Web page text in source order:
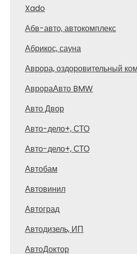
Xado
Абв-авто, автокомплекс
Абрикос, сауна
Аврора, оздоровительный
АврораАвто BMW
Авто Двор
Авто-дело+, СТО
Авто-дело+, СТО
Автобам
Автовинил
Автоград
Автодизель, ИП
АвтоДоктор